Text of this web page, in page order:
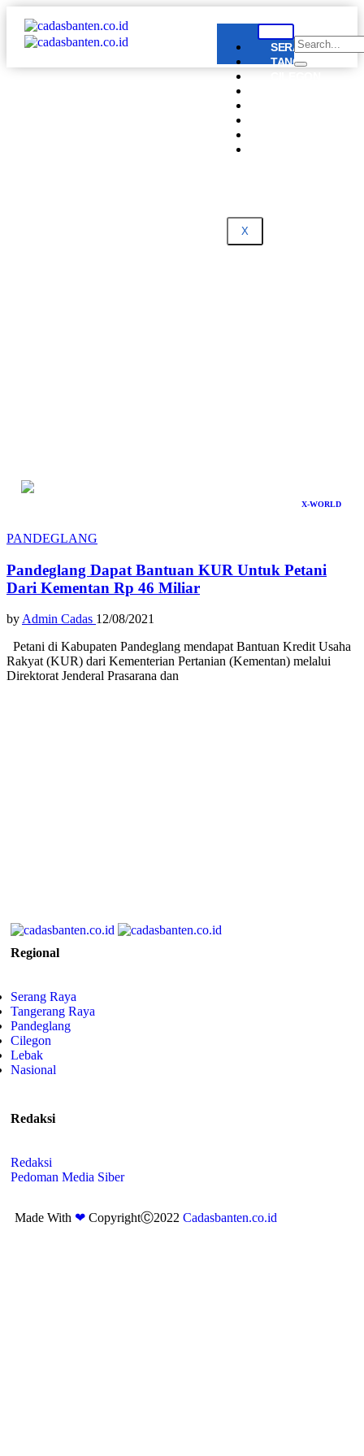
SERANG
TANGERANG
X
X-WORLD
PANDEGLANG
Pandeglang Dapat Bantuan KUR Untuk Petani
Dari Kementan Rp 46 Miliar
byAdmin Cadas 12/08/2021
Petani di Kabupaten Pandeglang mendapat Bantuan Kredit Usaha
Rakyat (KUR) dari Kementerian Pertanian (Kementan) melalui
Direktorat Jenderal Prasarana dan
Regional
Serang Raya
Tangerang Raya
Pandeglang
Cilegon
Lebak
Nasional
Redaksi
Redaksi
Pedoman Media Siber
Made With ❤ CopyrightⒸ2022 Cadasbanten.co.id